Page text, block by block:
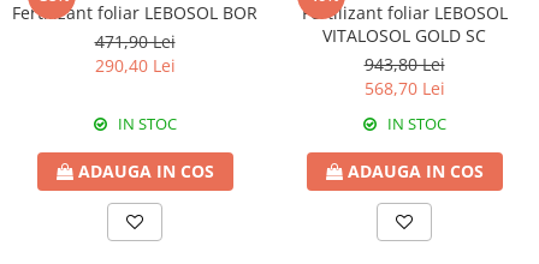
ARBUȘTI FRUCTIFERI
Insecticide
Acaricide
Fertilizanți foliari
ARDEI IUTE
Insecticide
Fertilizanți foliari
CAIS
Fungicide
Fertilizant foliar LEBOSOL BOR
471,90 Lei
290,40 Lei
IN STOC
ADAUGA IN COS
Fertilizant foliar LEBOSOL
VITALOSOL GOLD SC
943,80 Lei
568,70 Lei
IN STOC
ADAUGA IN COS